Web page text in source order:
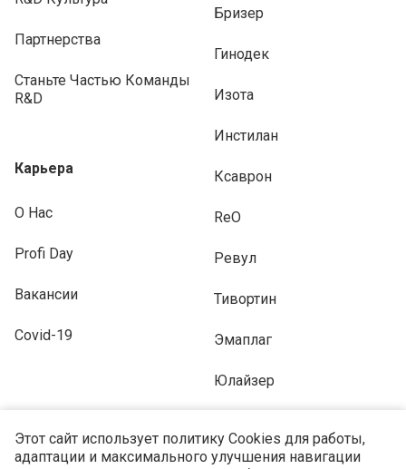
Этот сайт использует политику Cookies для работы,
адаптации и максимального улучшения навигации
Партнерства
Станьте Частью Команды
R&D
Карьера
О Нас
Profi Day
Вакансии
Covid-19
Бризер
Гинодек
Изота
Инстилан
Ксаврон
ReO
Ревул
Тивортин
Эмаплаг
Юлайзер